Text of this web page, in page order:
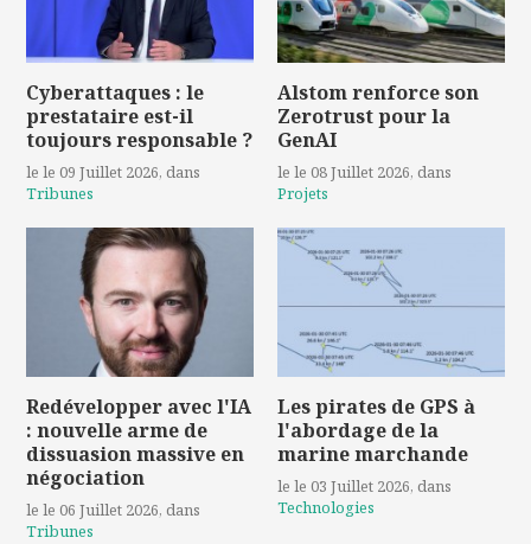
Cyberattaques : le
prestataire est-il
toujours responsable ?
le le 09 Juillet 2026, dans
Tribunes
Alstom renforce son
Zerotrust pour la
GenAI
le le 08 Juillet 2026, dans
Projets
Redévelopper avec l'IA
: nouvelle arme de
dissuasion massive en
négociation
le le 06 Juillet 2026, dans
Tribunes
Les pirates de GPS à
l'abordage de la
marine marchande
le le 03 Juillet 2026, dans
Technologies